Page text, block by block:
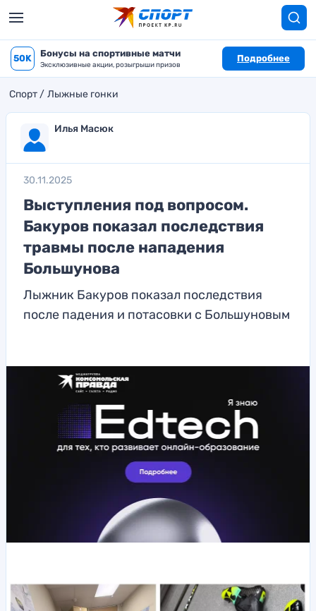
50K Бонусы на спортивные матчи
Эксклюзивные акции, розыгрыши призов
Подробнее
Спорт Лыжные гонки
Илья Масюк
30.11.2025
Выступления под вопросом.
Бакуров показал последствия
травмы после нападения
Большунова
Лыжник Бакуров показал последствия
после падения и потасовки с Большуновым